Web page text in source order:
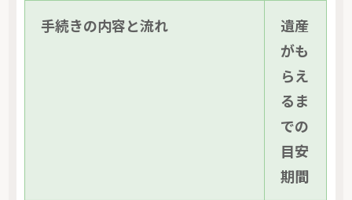
手続きの内容と流れ
遺産
がも
らえ
るま
での
目安
期間